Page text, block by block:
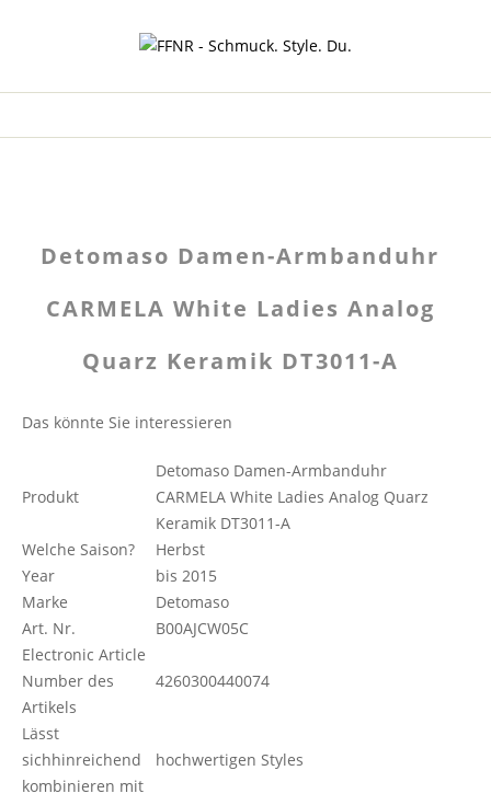
Detomaso Damen-Armbanduhr
CARMELA White Ladies Analog
Quarz Keramik DT3011-A
Das könnte Sie interessieren
Produkt
Detomaso Damen-Armbanduhr
CARMELA White Ladies Analog Quarz
Keramik DT3011-A
Welche Saison?
Herbst
Year
bis 2015
Marke
Detomaso
Art. Nr.
B00AJCW05C
Electronic Article
Number des
Artikels
4260300440074
Lässt
sichhinreichend
kombinieren mit
hochwertigen Styles